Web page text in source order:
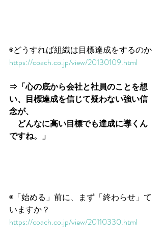
◉どうすれば組織は目標達成をするのか
https://coach.co.jp/view/20130109.html
⇒「心の底から会社と社員のことを想
い、目標達成を信じて疑わない強い信
念が、
どんなに高い目標でも達成に導くん
ですね。」
◉「始める」前に、まず「終わらせ」て
いますか？
https://coach.co.jp/view/20110330.html